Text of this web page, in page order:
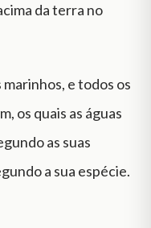
da terra no
e todos os
os quais as águas
as suas
a sua espécie.